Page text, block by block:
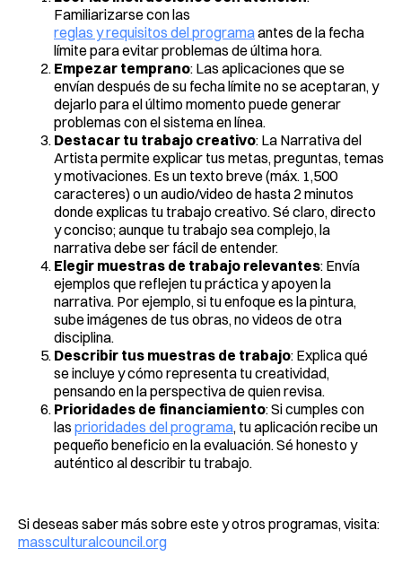
Familiarizarse con las
reglas y requisitos del programaantes de la fecha
límite para evitar problemas de última hora.
Empezar temprano: Las aplicaciones que se
envían después de su fecha límite no se aceptaran, y
dejarlo para el último momento puede generar
problemas con el sistema en línea.
Destacar tu trabajo creativo: La Narrativa del
Artista permite explicar tus metas, preguntas, temas
y motivaciones. Es un texto breve (máx. 1,500
caracteres) o un audio/video de hasta 2 minutos
donde explicas tu trabajo creativo. Sé claro, directo
y conciso; aunque tu trabajo sea complejo, la
narrativa debe ser fácil de entender.
Elegir muestras de trabajo relevantes: Envía
ejemplos que reflejen tu práctica y apoyen la
narrativa. Por ejemplo, si tu enfoque es la pintura,
sube imágenes de tus obras, no videos de otra
disciplina.
Describir tus muestras de trabajo: Explica qué
se incluye y cómo representa tu creatividad,
pensando en la perspectiva de quien revisa.
Prioridades de financiamiento: Si cumples con
las prioridades del programa, tu aplicación recibe un
pequeño beneficio en la evaluación. Sé honesto y
auténtico al describir tu trabajo.
Si deseas saber más sobre este y otros programas, visita:
massculturalcouncil.org